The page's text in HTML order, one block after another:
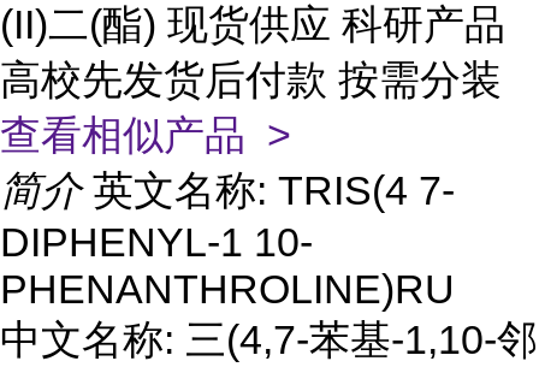
(II)二(酯) 现货供应 科研产品
高校先发货后付款 按需分装
查看相似产品 >
简介 英文名称: TRIS(4 7-
DIPHENYL-1 10-
PHENANTHROLINE)RU
中文名称: 三(4,7-苯基-1,10-邻